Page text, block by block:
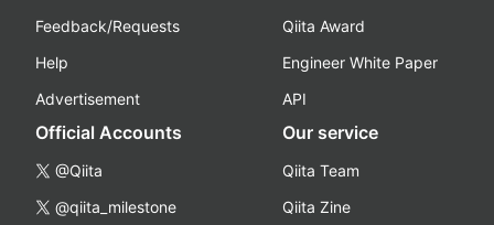
Feedback/Requests
Help
Advertisement
Qiita Award
Engineer White Paper
API
Official Accounts
@Qiita
@qiita_milestone
Our service
Qiita Team
Qiita Zine